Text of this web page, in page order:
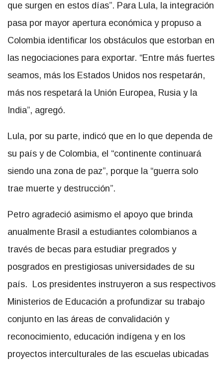
que surgen en estos días”. Para Lula, la integración
pasa por mayor apertura económica y propuso a
Colombia identificar los obstáculos que estorban en
las negociaciones para exportar. “Entre más fuertes
seamos, más los Estados Unidos nos respetarán,
más nos respetará la Unión Europea, Rusia y la
India”, agregó.
Lula, por su parte, indicó que en lo que dependa de
su país y de Colombia, el “continente continuará
siendo una zona de paz”, porque la “guerra solo
trae muerte y destrucción”.
Petro agradeció asimismo el apoyo que brinda
anualmente Brasil a estudiantes colombianos a
través de becas para estudiar pregrados y
posgrados en prestigiosas universidades de su
país. Los presidentes instruyeron a sus respectivos
Ministerios de Educación a profundizar su trabajo
conjunto en las áreas de convalidación y
reconocimiento, educación indígena y en los
proyectos interculturales de las escuelas ubicadas